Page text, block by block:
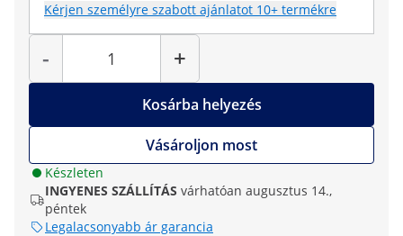
Kérjen személyre szabott ajánlatot 10+ termékre
-
Mennyiség
+
Kosárba helyezés
Vásároljon most
Készleten
INGYENES SZÁLLÍTÁS várhatóan augusztus 14.,
péntek
Legalacsonyabb ár garancia